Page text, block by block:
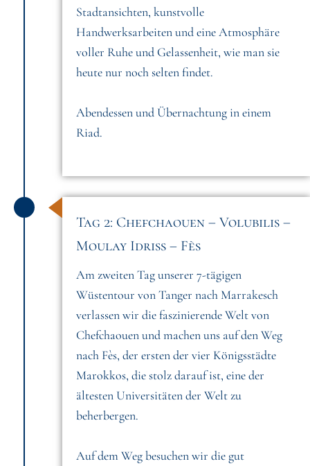
Stadtansichten, kunstvolle
Handwerksarbeiten und eine Atmosphäre
voller Ruhe und Gelassenheit, wie man sie
heute nur noch selten findet.
Abendessen und Übernachtung in einem
Riad.
Tag 2: Chefchaouen – Volubilis –
Moulay Idriss – Fès
Am zweiten Tag unserer 7-tägigen
Wüstentour von Tanger nach Marrakesch
verlassen wir die faszinierende Welt von
Chefchaouen und machen uns auf den Weg
nach Fès, der ersten der vier Königsstädte
Marokkos, die stolz darauf ist, eine der
ältesten Universitäten der Welt zu
beherbergen.
Auf dem Weg besuchen wir die gut